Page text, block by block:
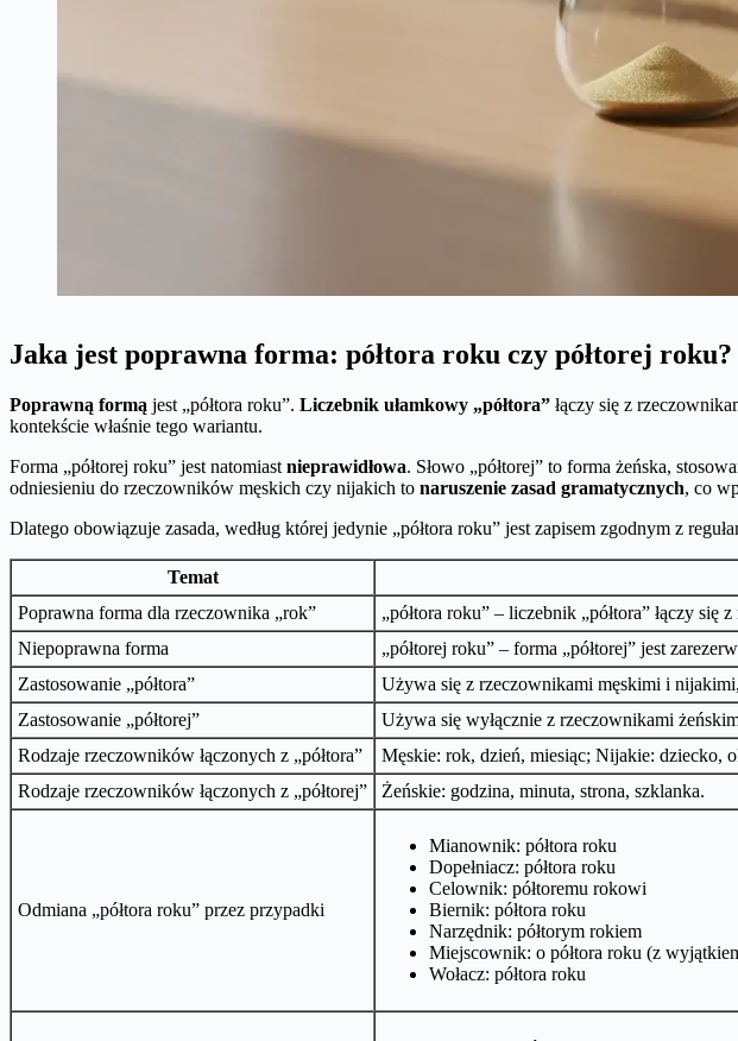
Jaka jest poprawna forma: półtora roku czy półtorej roku?
Poprawną formą jest „półtora roku”. Liczebnik ułamkowy „półtora” łączy się z
kontekście właśnie tego wariantu.
Forma „półtorej roku” jest natomiast nieprawidłowa. Słowo „półtorej” to forma żeńska,
odniesieniu do rzeczowników męskich czy nijakich to naruszenie zasad gramatycznych, co
Dlatego obowiązuje zasada, według której jedynie „półtora roku” jest zapisem zgodnym z
Temat
Poprawna forma dla rzeczownika „rok”
„półtora roku” – liczebnik „półtora” łączy
Niepoprawna forma
„półtorej roku” – forma „półtorej” jest
Zastosowanie „półtora”
Używa się z rzeczownikami męskimi i nijakimi,
Zastosowanie „półtorej”
Używa się wyłącznie z rzeczownikami
Rodzaje rzeczowników łączonych z „półtora”
Męskie: rok, dzień, miesiąc; Nijakie: dziecko,
Rodzaje rzeczowników łączonych z „półtorej”
Żeńskie: godzina, minuta, strona, szklanka.
Odmiana „półtora roku” przez przypadki
Mianownik: półtora roku
Dopełniacz: półtora roku
Celownik: półtoremu rokowi
Biernik: półtora roku
Narzędnik: półtorym rokiem
Miejscownik: o półtora roku (z
Wołacz: półtora roku